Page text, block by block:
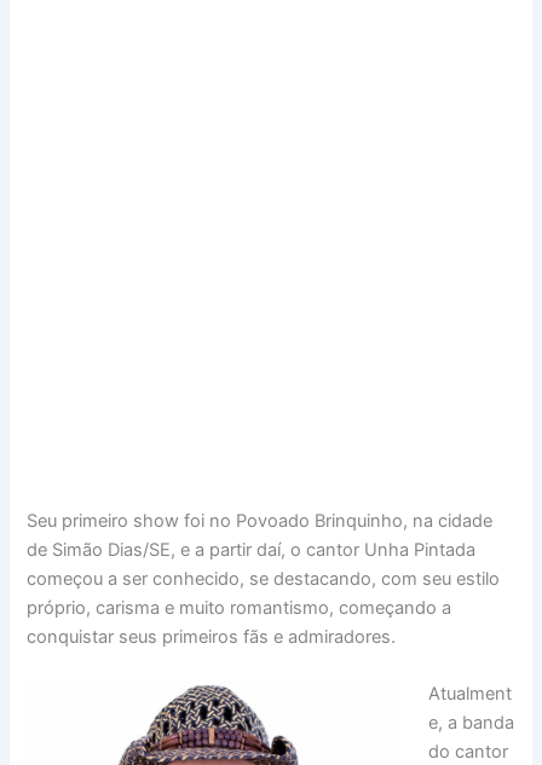
Seu primeiro show foi no Povoado Brinquinho, na cidade
de Simão Dias/SE, e a partir daí, o cantor Unha Pintada
começou a ser conhecido, se destacando, com seu estilo
próprio, carisma e muito romantismo, começando a
conquistar seus primeiros fãs e admiradores.
Atualment
e, a banda
do cantor